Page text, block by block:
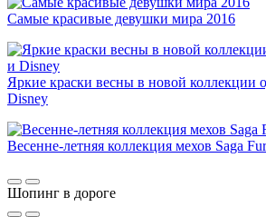
Самые красивые девушки мира 2016
Яркие краски весны в новой
Disney
Весенне-летняя коллекция мехов Saga
Шопинг в дороге